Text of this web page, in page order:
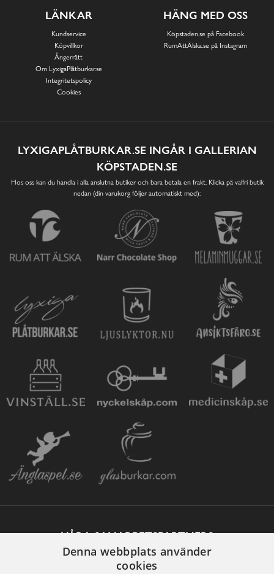
LÄNKAR
Kundservice
Köpvillkor
Ångerrätt
Om LyxigaPlåtburkar.se
Integritetspolicy
Cookies
HÄNG MED OSS
Köpstaden.se på Facebook
RumAttÄlska.se på Instagram
LYXIGAPLÅTBURKAR.SE INGÅR I GALLERIAN
KÖPSTADEN.SE
Hos oss kan du handla i alla anslutna butiker och bara betala en frakt. Klicka på valfri butik
nedan (din varukorg följer automatiskt med):
VÅRA SAMARBETSPARTNERS
Denna webbplats använder
cookies